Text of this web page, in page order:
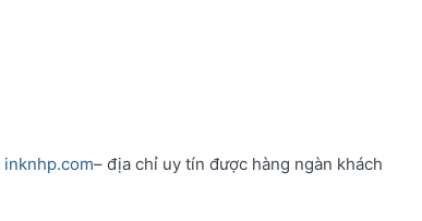
inknhp.com– địa chỉ uy tín được hàng ngàn khách